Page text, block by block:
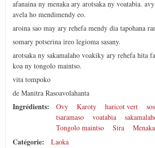
afanaina ny menaka ary arotsaka ny voatabia.
avela ho mendimendy eo.
aroina sao may ary rehefa mendy dia tapohana
somary potserina ireo legioma sasany.
arotsaka ny sakamalaho voakiky ary rehefa hita
koa ny tongolo maintso.
vita tompoko
de Manitra Rasoavolahanta
Ingrédients: Ovy Karoty haricot vert
tsaramaso
voatabia
Tongolo maintso
Sira Menaka
Catégorie: Laoka